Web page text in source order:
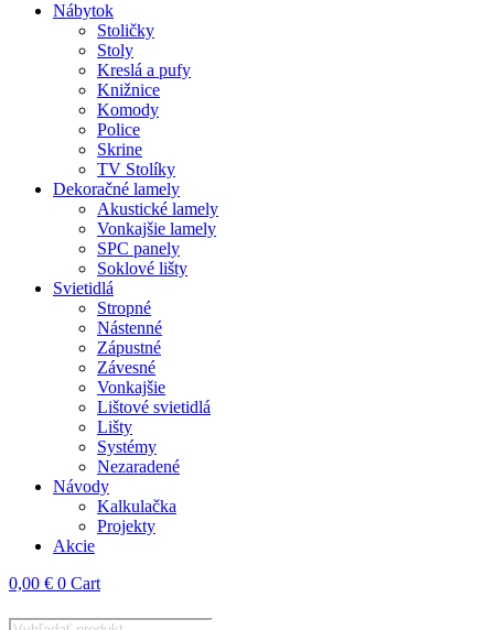
Nábytok
Stoličky
Stoly
Kreslá a pufy
Knižnice
Komody
Police
Skrine
TV Stolíky
Dekoračné lamely
Akustické lamely
Vonkajšie lamely
SPC panely
Soklové lišty
Svietidlá
Stropné
Nástenné
Zápustné
Závesné
Vonkajšie
Lištové svietidlá
Lišty
Systémy
Nezaradené
Návody
Kalkulačka
Projekty
Akcie
0,00 € 0 Cart
Products